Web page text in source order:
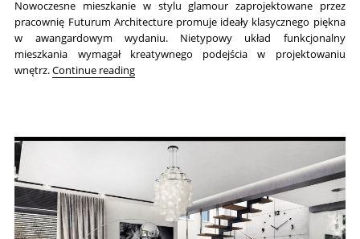
Nowoczesne mieszkanie w stylu glamour zaprojektowane przez
pracownię Futurum Architecture promuje ideały klasycznego piękna
w awangardowym wydaniu. Nietypowy układ funkcjonalny
mieszkania wymagał kreatywnego podejścia w projektowaniu
wnętrz.Continue reading“Dom pod Warszawą w stylu glamour”